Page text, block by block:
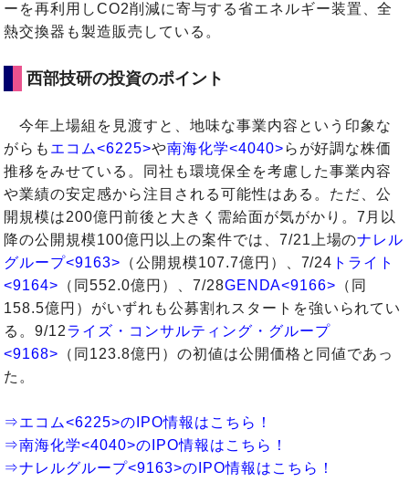
ーを再利用しCO2削減に寄与する省エネルギー装置、全
熱交換器も製造販売している。
西部技研の投資のポイント
今年上場組を見渡すと、地味な事業内容という印象な
がらも エコム<6225>や南海化学<4040>らが好調な株価
推移をみせている。同社も環境保全を考慮した事業内容
や業績の安定感から注目される可能性はある。ただ、公
開規模は200億円前後と大きく需給面が気がかり。7月以
降の公開規模100億円以上の案件では、7/21上場のナレル
グループ<9163> （公開規模107.7億円）、7/24 トライト
<9164> （同552.0億円）、7/28GENDA<9166> （同
158.5億円）がいずれも公募割れスタートを強いられてい
る。9/12ライズ・コンサルティング・グループ
<9168> （同123.8億円）の初値は公開価格と同値であっ
た。
⇒エコム<6225>のIPO情報はこちら！
⇒南海化学<4040>のIPO情報はこちら！
⇒ナレルグループ<9163>のIPO情報はこちら！